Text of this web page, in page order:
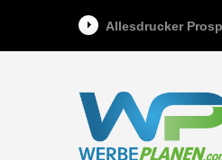
Allesdrucker